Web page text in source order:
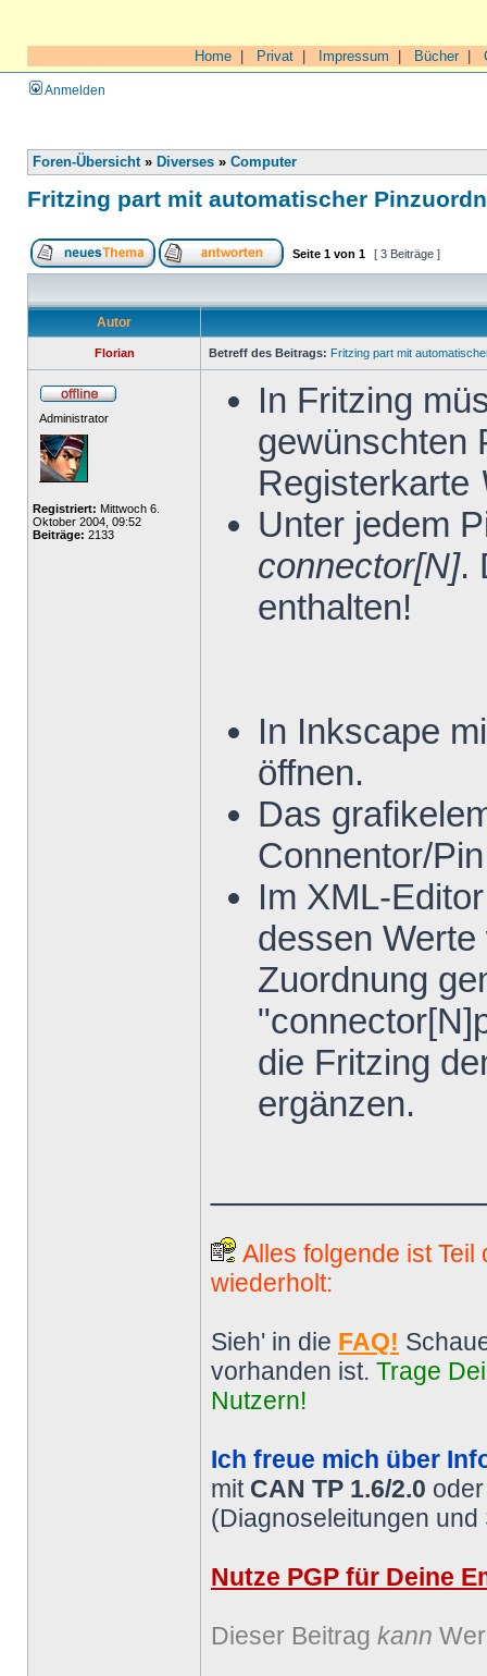
Home Privat Impressum Bücher|
Anmelden
Foren-Übersicht» Diverses » Computer
Fritzing part mit automatischer
Seite 1 von 1 [ 3 Beiträge ]
Autor
Florian Betreff des Beitrags: Fritzing part mit
Administrator
Registriert: Mittwoch 6.
Oktober 2004, 09:52
Beiträge: 2133
In Fritzing
gewünschten
Registerkarte
Unter jedem
connector[N].
enthalten!
In Inkscape
öffnen.
Das
Connentor/
Im XML-
dessen
Zuordnung
die Fritzing
ergänzen.
Alles folgende ist
wiederholt:
Sieh' in die FAQ!
vorhanden ist. Trage
Nutzern!
Ich freue mich über
mit CAN TP 1.6/2.0
(Diagnoseleitungen
Nutze PGP für Deine
Dieser Beitrag kann